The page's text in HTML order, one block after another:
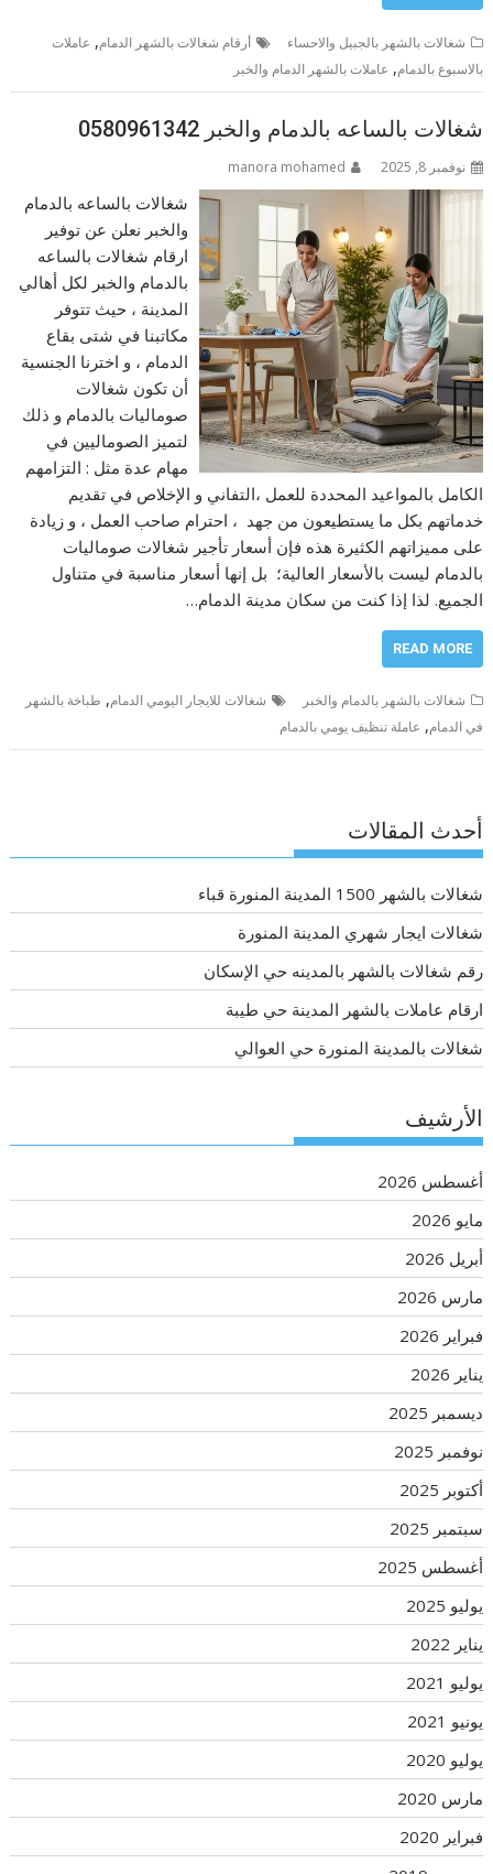
شغالات بالشهر بالجبيل والاحساء أرقام شغالات بالشهر الدمام, عاملات
بالاسبوع بالدمام, عاملات بالشهر الدمام والخبر
شغالات بالساعه بالدمام والخبر 0580961342
نوفمبر 8, 2025 manora mohamed
شغالات بالساعه بالدمام
والخبر نعلن عن توفير
ارقام شغالات بالساعه
بالدمام والخبر لكل أهالي
المدينة ، حيث تتوفر
مكاتبنا في شتى بقاع
الدمام ، و اخترنا الجنسية
أن تكون شغالات
صوماليات بالدمام و ذلك
لتميز الصوماليين في
مهام عدة مثل : التزامهم
الكامل بالمواعيد المحددة للعمل ،التفاني و الإخلاص في تقديم
خدماتهم بكل ما يستطيعون من جهد ، احترام صاحب العمل ، و زيادة
على مميزاتهم الكثيرة هذه فإن أسعار تأجير شغالات صوماليات
بالدمام ليست بالأسعار العالية؛ بل إنها أسعار مناسبة في متناول
الجميع. لذا إذا كنت من سكان مدينة الدمام…
READ MORE
شغالات بالشهر بالدمام والخبر شغالات للايجار اليومي الدمام, طباخة بالشهر
في الدمام, عاملة تنظيف يومي بالدمام
أحدث المقالات
شغالات بالشهر 1500 المدينة المنورة قباء
شغالات ايجار شهري المدينة المنورة
رقم شغالات بالشهر بالمدينه حي الإسكان
ارقام عاملات بالشهر المدينة حي طيبة
شغالات بالمدينة المنورة حي العوالي
الأرشيف
أغسطس 2026
مايو 2026
أبريل 2026
مارس 2026
فبراير 2026
يناير 2026
ديسمبر 2025
نوفمبر 2025
أكتوبر 2025
سبتمبر 2025
أغسطس 2025
يوليو 2025
يناير 2022
يوليو 2021
يونيو 2021
يوليو 2020
مارس 2020
فبراير 2020